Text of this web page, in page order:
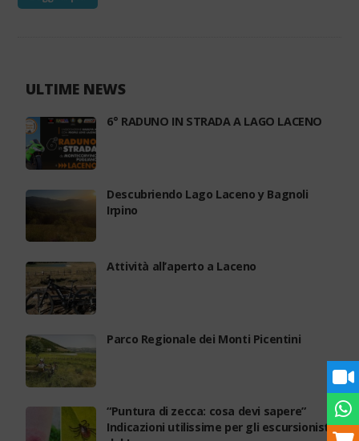
ULTIME NEWS
6° RADUNO IN STRADA A LAGO LACENO
Descubriendo Lago Laceno y Bagnoli
Irpino
Attività all’aperto a Laceno
Parco Regionale dei Monti Picentini
“Puntura di zecca: cosa devi sapere”
Indicazioni utilissime per gli escursionisti